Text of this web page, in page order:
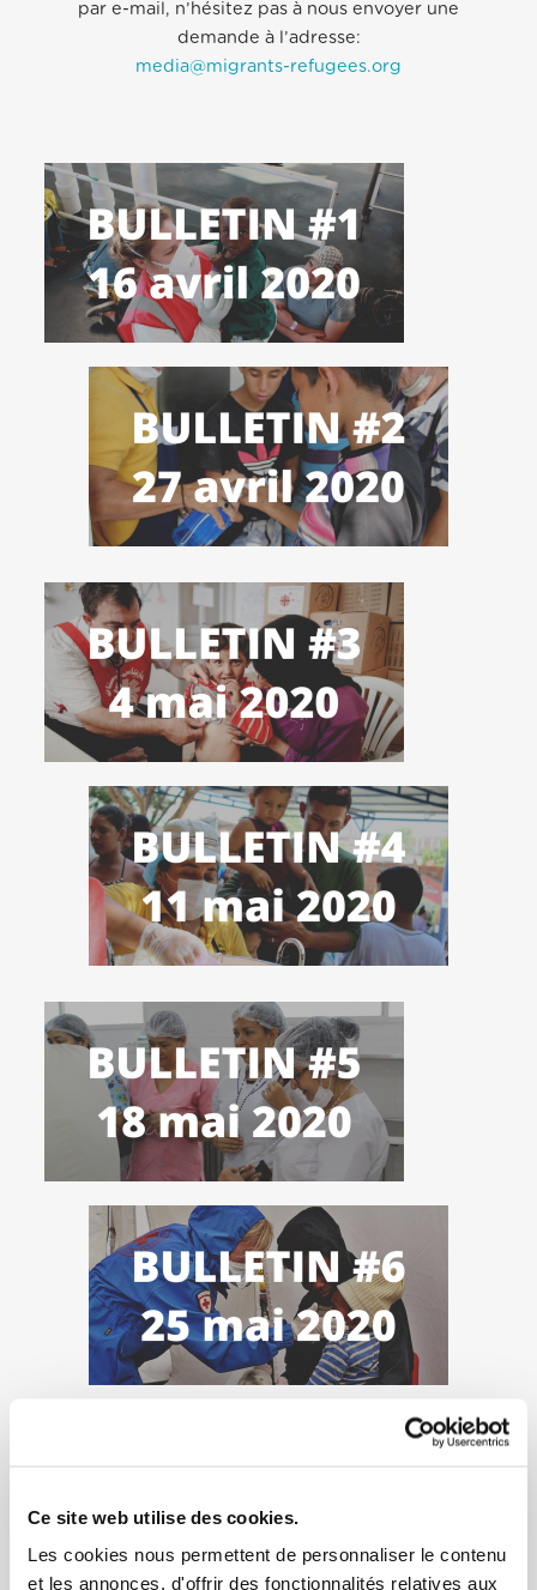
Ce site web utilise des cookies.
Les cookies nous permettent de personnaliser le contenu
et les annonces, d'offrir des fonctionnalités relatives aux
par e-mail, n’hésitez pas à nous envoyer une
demande à l’adresse:
media@migrants-refugees.org